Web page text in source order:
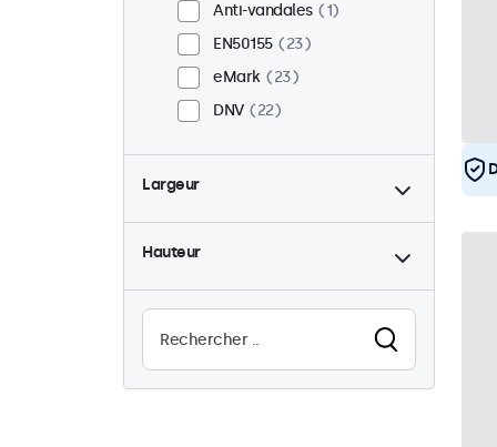
Anti-vandales
1
EN50155
23
eMark
23
DNV
22
Largeur
Hauteur